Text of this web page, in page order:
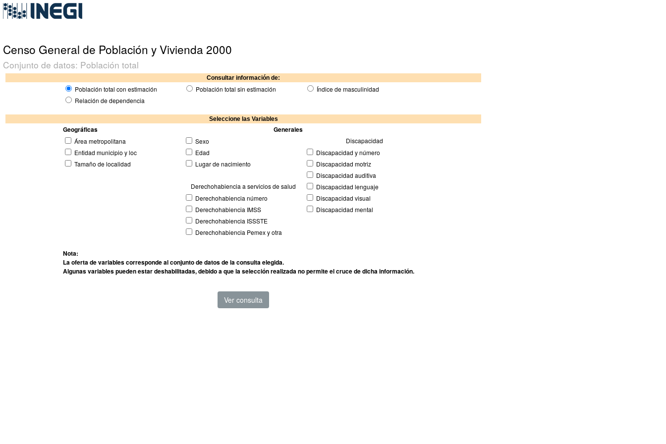
Censo General de Población y Vivienda 2000
Conjunto de datos: Población total
Consultar información de:
Población total con estimación Población total sin estimación
Índice de masculinidad
Relación de dependencia
Seleccione las Variables
Geográficas Generales
Área metropolitana Sexo
Discapacidad
Entidad municipio y loc
Edad
Discapacidad y número
Tamaño de localidad
Lugar de nacimiento
Discapacidad motriz
Discapacidad auditiva
Derechohabiencia a servicios de salud
Discapacidad lenguaje
Derechohabiencia número
Discapacidad visual
Derechohabiencia IMSS
Discapacidad mental
Derechohabiencia ISSSTE
Derechohabiencia Pemex y otra
Nota:
La oferta de variables corresponde al conjunto de datos de la consulta elegida.
Algunas variables pueden estar deshabilitadas, debido a que la selección realizada no permite el cruce de dicha información.